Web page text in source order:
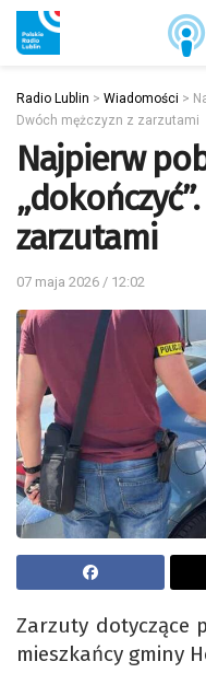
Radio Lublin > Wiadomości >
Dwóch mężczyzn z zarzutami
Najpierw
zarzutami
07 maja 2026 / 12:02
Zarzuty dotyczące
mieszkańcy gminy